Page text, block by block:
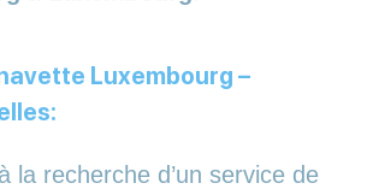
Luxembourg –
la recherche d’un service de